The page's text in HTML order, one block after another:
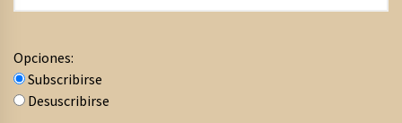
Opciones:
Subscribirse
Desuscribirse